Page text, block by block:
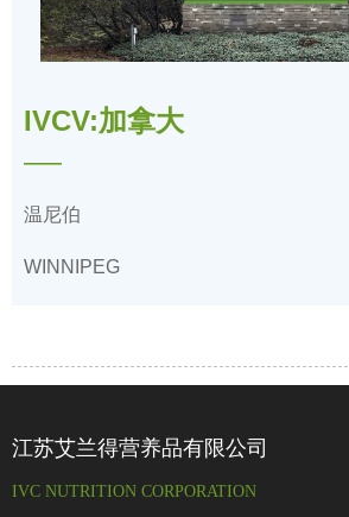
IVCV:加拿大
——
温尼伯
WINNIPEG
江苏艾兰得营养品有限公司
IVC NUTRITION CORPORATION